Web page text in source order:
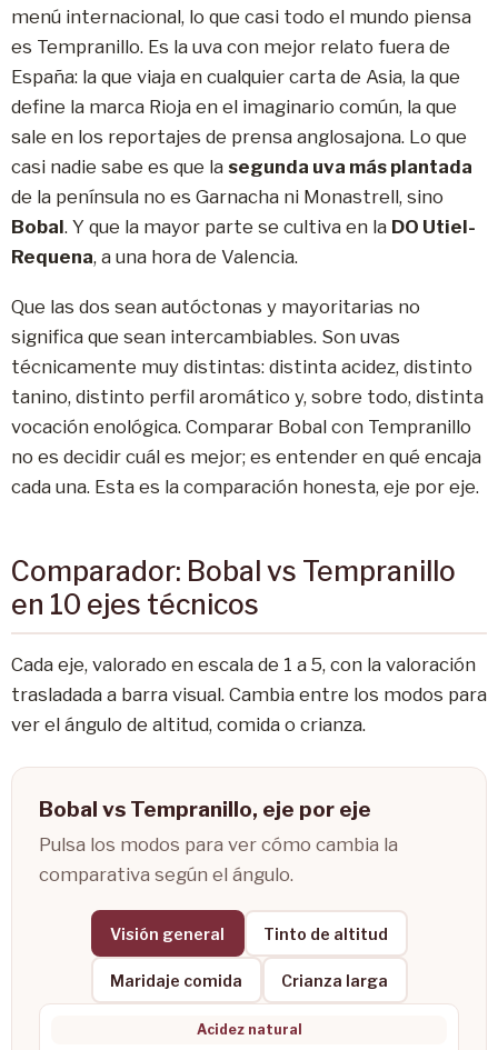
menú internacional, lo que casi todo el mundo piensa
es Tempranillo. Es la uva con mejor relato fuera de
España: la que viaja en cualquier carta de Asia, la que
define la marca Rioja en el imaginario común, la que
sale en los reportajes de prensa anglosajona. Lo que
casi nadie sabe es que la segunda uva más plantada
de la península no es Garnacha ni Monastrell, sino
Bobal. Y que la mayor parte se cultiva en la DO Utiel-
Requena, a una hora de Valencia.
Que las dos sean autóctonas y mayoritarias no
significa que sean intercambiables. Son uvas
técnicamente muy distintas: distinta acidez, distinto
tanino, distinto perfil aromático y, sobre todo, distinta
vocación enológica. Comparar Bobal con Tempranillo
no es decidir cuál es mejor; es entender en qué encaja
cada una. Esta es la comparación honesta, eje por eje.
Comparador: Bobal vs Tempranillo
en 10 ejes técnicos
Cada eje, valorado en escala de 1 a 5, con la valoración
trasladada a barra visual. Cambia entre los modos para
ver el ángulo de altitud, comida o crianza.
Bobal vs Tempranillo, eje por eje
Pulsa los modos para ver cómo cambia la
comparativa según el ángulo.
Visión general Tinto de altitud
Maridaje comida Crianza larga
Acidez natural